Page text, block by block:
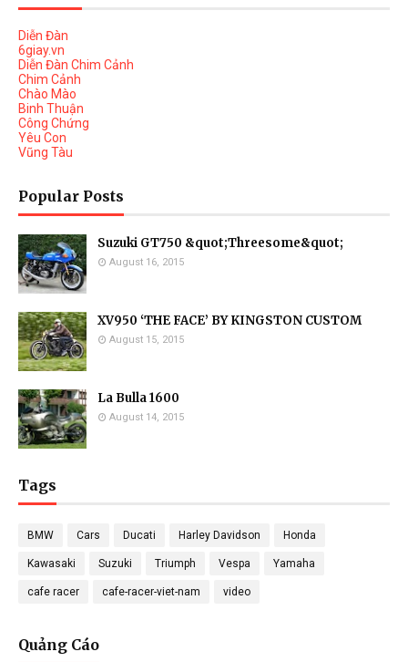
Diễn Đàn
6giay.vn
Diễn Đàn Chim Cảnh
Chim Cảnh
Chào Mào
Binh Thuận
Công Chứng
Yêu Con
Vũng Tàu
Popular Posts
Suzuki GT750 &quot;Threesome&quot;
August 16, 2015
XV950 ‘THE FACE’ BY KINGSTON CUSTOM
August 15, 2015
La Bulla 1600
August 14, 2015
Tags
BMW Cars Ducati Harley Davidson Honda
Kawasaki Suzuki Triumph Vespa Yamaha
cafe racer cafe-racer-viet-nam video
Quảng Cáo